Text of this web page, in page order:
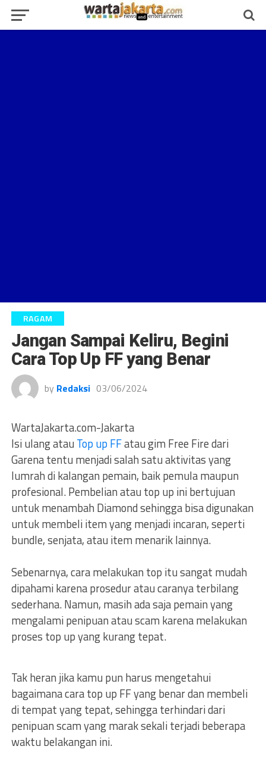
RAGAM
Jangan Sampai Keliru, Begini
Cara Top Up FF yang Benar
by Redaksi 03/06/2024
WartaJakarta.com-Jakarta
Isi ulang atau Top up FFatau gim Free Fire dari
Garena tentu menjadi salah satu aktivitas yang
lumrah di kalangan pemain, baik pemula maupun
profesional. Pembelian atau top up ini bertujuan
untuk menambah Diamond sehingga bisa digunakan
untuk membeli item yang menjadi incaran, seperti
bundle, senjata, atau item menarik lainnya.
Sebenarnya, cara melakukan top itu sangat mudah
dipahami karena prosedur atau caranya terbilang
sederhana. Namun, masih ada saja pemain yang
mengalami penipuan atau scam karena melakukan
proses top up yang kurang tepat.
Tak heran jika kamu pun harus mengetahui
bagaimana cara top up FF yang benar dan membeli
di tempat yang tepat, sehingga terhindari dari
penipuan scam yang marak sekali terjadi beberapa
waktu belakangan ini.